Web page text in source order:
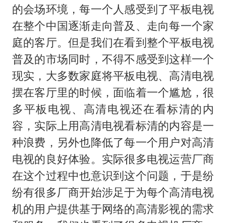
的会场环境，每一个人感受到了平板电视
在整个中国逐渐走向普及、走向每一个家
庭的客厅。但是我们在看到整个平板电视
普及的市场同时，不得不感受到这样一个
现实，大多数家庭将平板电视、高清电视
摆在客厅里的时候，面临着一个尴尬，很
多平板电视、高清电视还在看标清的内
容，实际上用高清电视看标清的内容是一
种浪费，另外也降低了每一个用户对高清
电视的良好体验。实际很多电视运营厂商
在这个过程中也意识到这个问题，于是纷
纷有很多厂商开始涉足于为每个高清电视
机的用户提供基于网络的高清影视的需求